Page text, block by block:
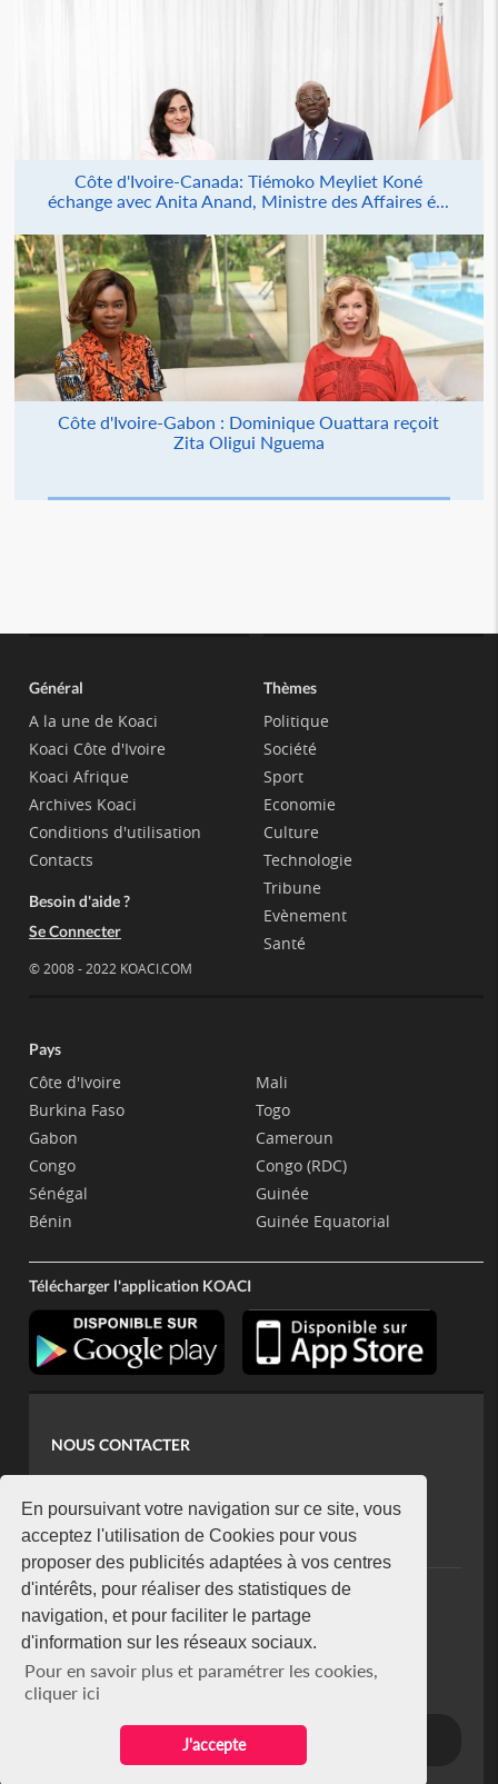
En poursuivant votre navigation sur ce site, vous
acceptez l'utilisation de Cookies pour vous
proposer des publicités adaptées à vos centres
d'intérêts, pour réaliser des statistiques de
navigation, et pour faciliter le partage
d'information sur les réseaux sociaux.
Pour en savoir plus et paramétrer les cookies,
cliquer ici
J'accepte
Côte d'Ivoire-Canada: Tiémoko Meyliet Koné
échange avec Anita Anand, Ministre des Affaires é...
Côte d'Ivoire-Gabon : Dominique Ouattara reçoit
Zita Oligui Nguema
Général
A la une de Koaci
Koaci Côte d'Ivoire
Koaci Afrique
Archives Koaci
Conditions d'utilisation
Contacts
Besoin d'aide ?
Se Connecter
© 2008 - 2022 KOACI.COM
Thèmes
Politique
Société
Sport
Economie
Culture
Technologie
Tribune
Evènement
Santé
Pays
Côte d'Ivoire
Burkina Faso
Gabon
Congo
Sénégal
Bénin
Mali
Togo
Cameroun
Congo (RDC)
Guinée
Guinée Equatorial
Télécharger l'application KOACI
NOUS CONTACTER
koaci@yahoo.fr
+225 07 08 85 52 93
NEWSLETTER
Restez connecté via notre newsletter
S'abonner
Se désabonner